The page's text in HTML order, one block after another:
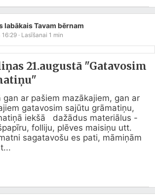
labākais Tavam bērnam
16:29 · Lasīšanai 1 min
21.augustā "Gatavosim
ar pašiem mazākajiem, gan ar
gatavosim sajūtu grāmatiņu,
iekšā   dažādus materiālus -
folliju, plēves maisiņu utt.
sagatavošu es pati, māmiņām